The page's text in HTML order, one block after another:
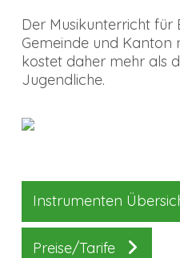
Der Musikunterricht
Gemeinde und Kanton
kostet daher mehr als
Jugendliche.
Instrumenten
Preise/Tarife